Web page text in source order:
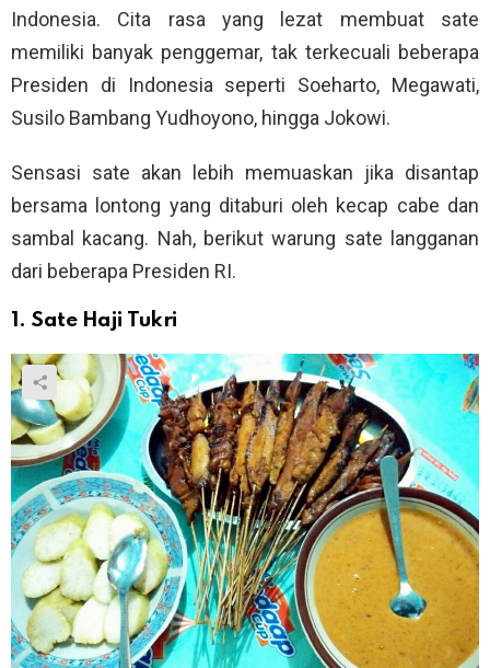
Indonesia. Cita rasa yang lezat membuat sate
memiliki banyak penggemar, tak terkecuali beberapa
Presiden di Indonesia seperti Soeharto, Megawati,
Susilo Bambang Yudhoyono, hingga Jokowi.
Sensasi sate akan lebih memuaskan jika disantap
bersama lontong yang ditaburi oleh kecap cabe dan
sambal kacang. Nah, berikut warung sate langganan
dari beberapa Presiden RI.
1. Sate Haji Tukri